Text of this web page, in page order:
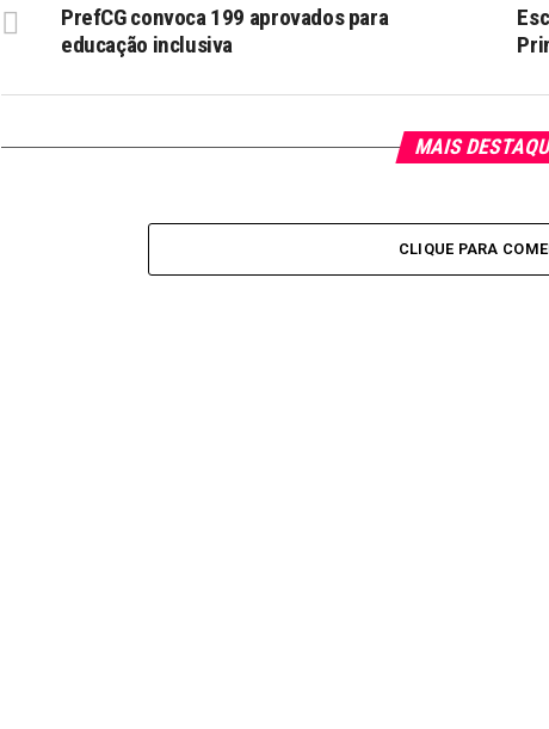
PrefCG convoca 199 aprovados para
educação inclusiva
MAIS
CLIQUE PARA